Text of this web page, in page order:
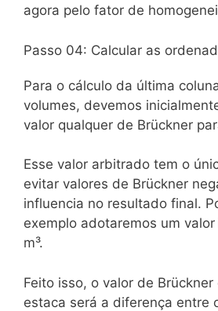
agora pelo fator de
Passo 04: Calcular as
Para o cálculo da última
volumes, devemos
valor qualquer de Brückner
Esse valor arbitrado tem o
evitar valores de Brückner
influencia no resultado final.
exemplo adotaremos um
m³.
Feito isso, o valor de Brückner
estaca será a diferença entre